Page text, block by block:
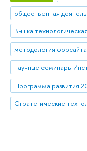
общественная
Вышка технологическая
методология форсайта
Программа развития